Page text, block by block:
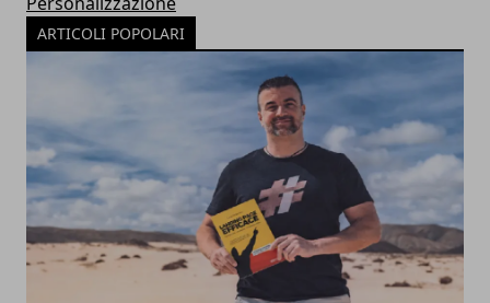
ARTICOLI POPOLARI